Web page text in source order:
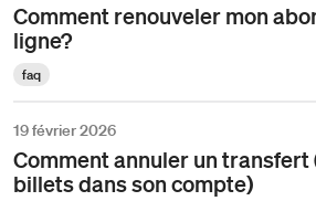
Comment renouveler mon
ligne?
faq
Comment annuler un
billets dans son compte)
19 février 2026